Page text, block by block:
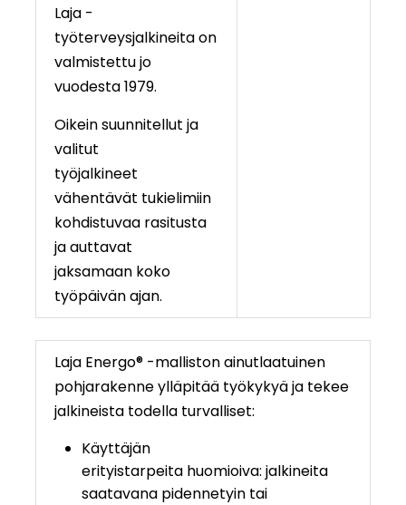
Laja -
työterveysjalkineita on
valmistettu jo
vuodesta 1979.
Oikein suunnitellut ja
valitut
työjalkineet
vähentävät tukielimiin
kohdistuvaa rasitusta
ja auttavat
jaksamaan koko
työpäivän ajan.
Laja Energo® -malliston ainutlaatuinen
pohjarakenne ylläpitää työkykyä ja tekee
jalkineista todella turvalliset:
Käyttäjän
erityistarpeita huomioiva: jalkineita
saatavana pidennetyin tai